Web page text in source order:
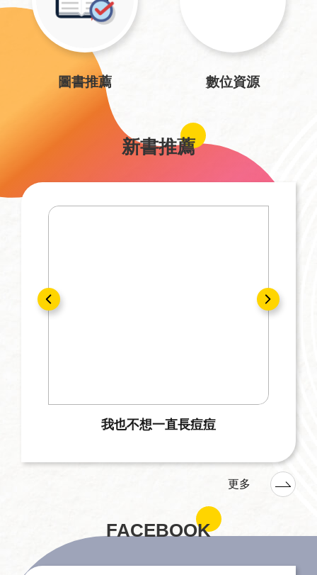
圖書推薦 數位資源
新書推薦
動物素描完全手冊
更多
FACEBOOK